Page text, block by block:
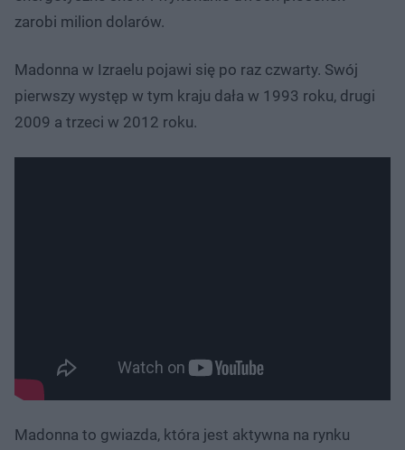
zarobi milion dolarów.
Madonna w Izraelu pojawi się po raz czwarty. Swój
pierwszy występ w tym kraju dała w 1993 roku, drugi
2009 a trzeci w 2012 roku.
Madonna to gwiazda, która jest aktywna na rynku